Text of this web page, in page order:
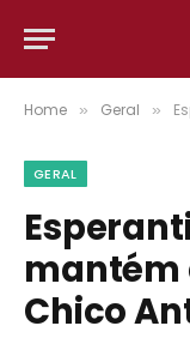
Home » Geral »
GERAL
mantém
Chico